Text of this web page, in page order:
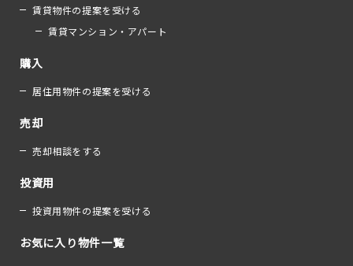
賃貸物件の提案を受ける
賃貸マンション・アパート
購入
居住用物件の提案を受ける
売却
売却相談をする
投資用
投資用物件の提案を受ける
お気に入り物件一覧